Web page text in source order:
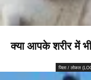
क्या आपके शरीर में
जिला / लोकल